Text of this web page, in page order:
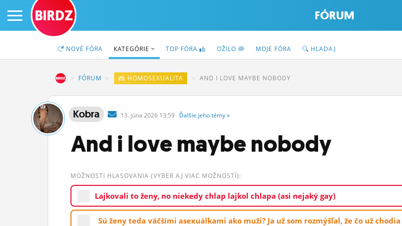
PRIHLÁS SA
ČINŽIAK
FÓRUM
STATUSY
OBRÁZKY
BIRDZ FÓRUM
NOVÉ FÓRA KATEGÓRIE TOP FÓRA OŽILO MOJE FÓRA HĽADAJ
FÓRUM HOMOSEXUALITA AND I LOVE MAYBE NOBODY
Kobra 13. júna 2026 13:59 Ďalšie jehotémy»
And i love maybe nobody
MOŽNOSTI HLASOVANIA (VYBER AJ VIAC MOŽNOSTÍ):
Lajkovali to ženy, no niekedy chlap lajkol chlapa (asi nejaký gay)
Sú ženy teda väčšími asexuálkami ako muži? Ja už som rozmýšľal, že čo už chodia